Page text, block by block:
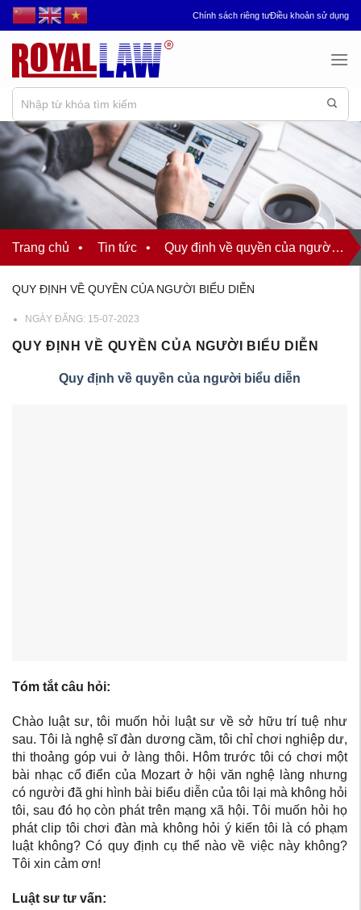
Chuyển
đến
nội
dung
Chính sách riêng tưĐiều khoản sử dụng
Trang chủ • Tin tức • Quy định về quyền của người biểu diễn
QUY ĐỊNH VỀ QUYỀN CỦA NGƯỜI BIỂU DIỄN
NGÀY ĐĂNG: 15-07-2023
QUY ĐỊNH VỀ QUYỀN CỦA NGƯỜI BIỂU DIỄN
Quy định về quyền của người biểu diễn
Tóm tắt câu hỏi:
Chào luật sư, tôi muốn hỏi luật sư về sở hữu trí tuệ như
sau. Tôi là nghệ sĩ đàn dương cầm, tôi chỉ chơi nghiệp dư,
thi thoảng góp vui ở làng thôi. Hôm trước tôi có chơi một
bài nhạc cổ điển của Mozart ở hội văn nghệ làng nhưng
có người đã ghi hình bài biểu diễn của tôi lại mà không hỏi
tôi, sau đó họ còn phát trên mạng xã hội. Tôi muốn hỏi họ
phát clip tôi chơi đàn mà không hỏi ý kiến tôi là có phạm
luật không? Có quy định cụ thể nào về việc này không?
Tôi xin cảm ơn!
Luật sư tư vấn: